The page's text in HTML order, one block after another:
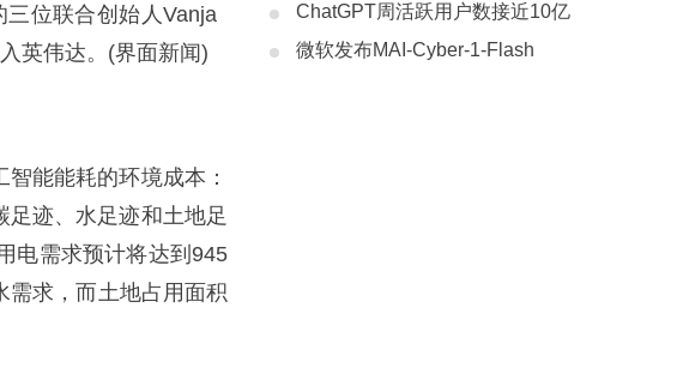
位联合创始人Vanja
英伟达。(界面新闻)
能能耗的环境成本：
迹、水足迹和土地足
电需求预计将达到945
需求，而土地占用面积
ChatGPT周活跃用户数接近10亿
微软发布MAI-Cyber-1-Flash